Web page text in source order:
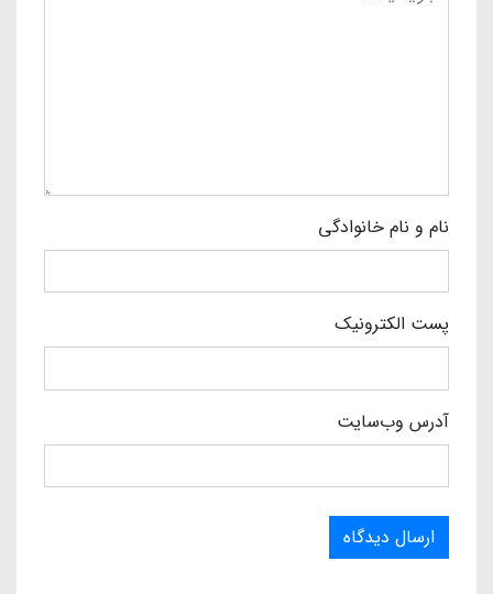
نام و نام خانوادگی
پست الکترونیک
آدرس وب‌سایت
ارسال دیدگاه